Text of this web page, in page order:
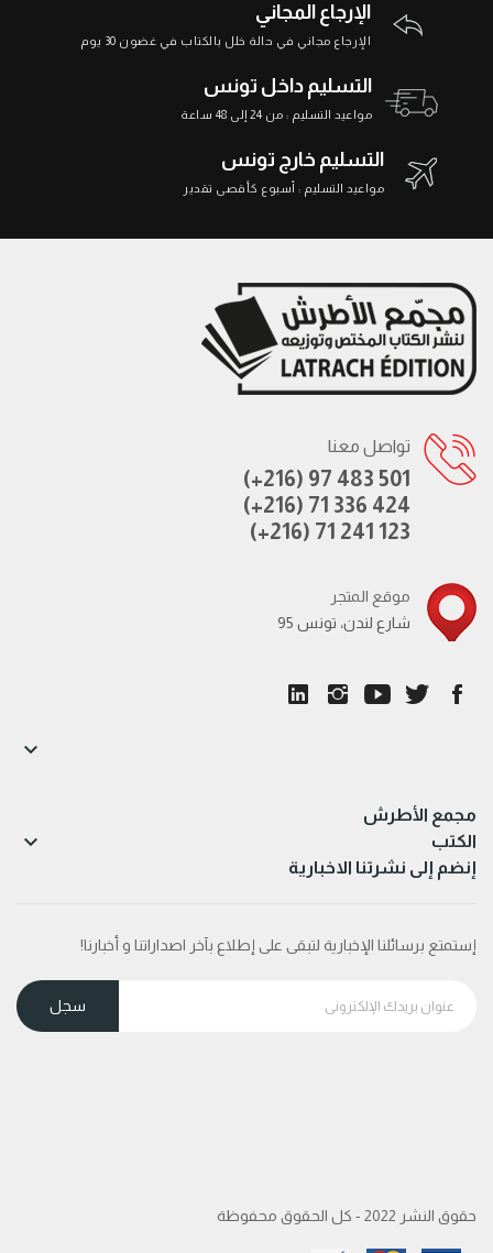
الإرجاع المجاني
الإرجاع مجاني في حالة خلل بالكتاب في غضون 30 يوم
التسليم داخل تونس
مواعيد التسليم : من 24 إلى 48 ساعة
التسليم خارج تونس
مواعيد التسليم : أسبوع كأقصى تقدير
تواصل معنا
(+216) 97 483 501
(+216) 71 336 424
(+216) 71 241 123
موقع المتجر
95 شارع لندن، تونس
مجمع الأطرش

الكتب 
إنضم إلى نشرتنا الاخبارية
إستمتع برسائلنا الإخبارية لتبقى على إطلاع بآخر اصداراتنا و أخبارنا!
حقوق النشر 2022 - كل الحقوق محفوظة